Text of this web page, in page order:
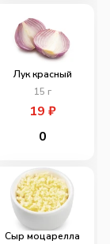
Лук красный
15 г
19 ₽
0
Сыр моцарелла